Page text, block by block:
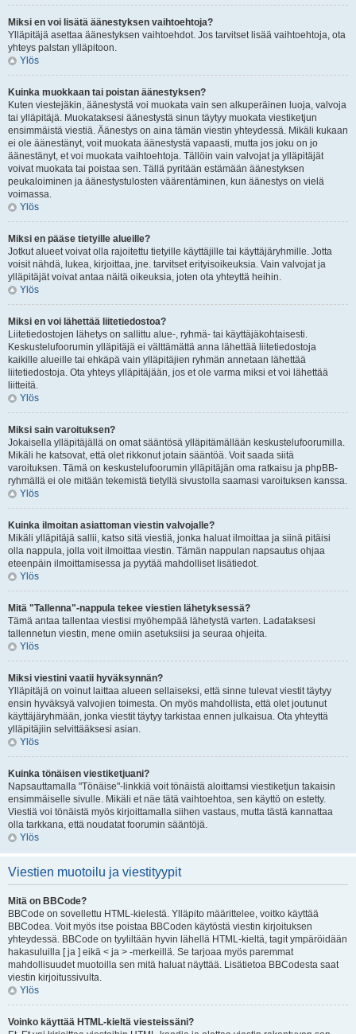
Miksi en voi lisätä äänestyksen vaihtoehtoja?
Ylläpitäjä asettaa äänestyksen vaihtoehdot. Jos tarvitset lisää vaihtoehtoja, ota
yhteys palstan ylläpitoon.
Ylös
Kuinka muokkaan tai poistan äänestyksen?
Kuten viestejäkin, äänestystä voi muokata vain sen alkuperäinen luoja, valvoja
tai ylläpitäjä. Muokataksesi äänestystä sinun täytyy muokata viestiketjun
ensimmäistä viestiä. Äänestys on aina tämän viestin yhteydessä. Mikäli kukaan
ei ole äänestänyt, voit muokata äänestystä vapaasti, mutta jos joku on jo
äänestänyt, et voi muokata vaihtoehtoja. Tällöin vain valvojat ja ylläpitäjät
voivat muokata tai poistaa sen. Tällä pyritään estämään äänestyksen
peukaloiminen ja äänestystulosten väärentäminen, kun äänestys on vielä
voimassa.
Ylös
Miksi en pääse tietyille alueille?
Jotkut alueet voivat olla rajoitettu tietyille käyttäjille tai käyttäjäryhmille. Jotta
voisit nähdä, lukea, kirjoittaa, jne. tarvitset erityisoikeuksia. Vain valvojat ja
ylläpitäjät voivat antaa näitä oikeuksia, joten ota yhteyttä heihin.
Ylös
Miksi en voi lähettää liitetiedostoa?
Liitetiedostojen lähetys on sallittu alue-, ryhmä- tai käyttäjäkohtaisesti.
Keskustelufoorumin ylläpitäjä ei välttämättä anna lähettää liitetiedostoja
kaikille alueille tai ehkäpä vain ylläpitäjien ryhmän annetaan lähettää
liitetiedostoja. Ota yhteys ylläpitäjään, jos et ole varma miksi et voi lähettää
liitteitä.
Ylös
Miksi sain varoituksen?
Jokaisella ylläpitäjällä on omat sääntösä ylläpitämällään keskustelufoorumilla.
Mikäli he katsovat, että olet rikkonut jotain sääntöä. Voit saada siitä
varoituksen. Tämä on keskustelufoorumin ylläpitäjän oma ratkaisu ja phpBB-
ryhmällä ei ole mitään tekemistä tietyllä sivustolla saamasi varoituksen kanssa.
Ylös
Kuinka ilmoitan asiattoman viestin valvojalle?
Mikäli ylläpitäjä sallii, katso sitä viestiä, jonka haluat ilmoittaa ja siinä pitäisi
olla nappula, jolla voit ilmoittaa viestin. Tämän nappulan napsautus ohjaa
eteenpäin ilmoittamisessa ja pyytää mahdolliset lisätiedot.
Ylös
Mitä "Tallenna"-nappula tekee viestien lähetyksessä?
Tämä antaa tallentaa viestisi myöhempää lähetystä varten. Ladataksesi
tallennetun viestin, mene omiin asetuksiisi ja seuraa ohjeita.
Ylös
Miksi viestini vaatii hyväksynnän?
Ylläpitäjä on voinut laittaa alueen sellaiseksi, että sinne tulevat viestit täytyy
ensin hyväksyä valvojien toimesta. On myös mahdollista, että olet joutunut
käyttäjäryhmään, jonka viestit täytyy tarkistaa ennen julkaisua. Ota yhteyttä
ylläpitäjiin selvittääksesi asian.
Ylös
Kuinka tönäisen viestiketjuani?
Napsauttamalla "Tönäise"-linkkiä voit tönäistä aloittamsi viestiketjun takaisin
ensimmäiselle sivulle. Mikäli et näe tätä vaihtoehtoa, sen käyttö on estetty.
Viestiä voi tönäistä myös kirjoittamalla siihen vastaus, mutta tästä kannattaa
olla tarkkana, että noudatat foorumin sääntöjä.
Ylös
Viestien muotoilu ja viestityypit
Mitä on BBCode?
BBCode on sovellettu HTML-kielestä. Ylläpito määrittelee, voitko käyttää
BBCodea. Voit myös itse poistaa BBCoden käytöstä viestin kirjoituksen
yhteydessä. BBCode on tyyliltään hyvin lähellä HTML-kieltä, tagit ympäröidään
hakasuluilla [ ja ] eikä < ja > -merkeillä. Se tarjoaa myös paremmat
mahdollisuudet muotoilla sen mitä haluat näyttää. Lisätietoa BBCodesta saat
viestin kirjoitussivulta.
Ylös
Voinko käyttää HTML-kieltä viesteissäni?